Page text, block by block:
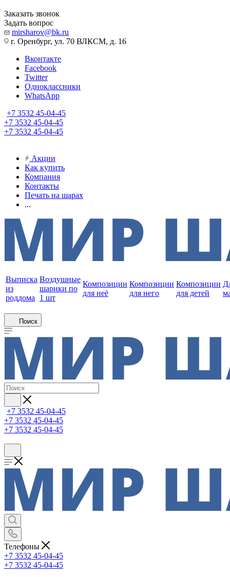
Заказать звонок
Задать вопрос
mirsharov@bk.ru
г. Оренбург, ул. 70 ВЛКСМ, д. 16
Вконтакте
Facebook
Twitter
Одноклассники
WhatsApp
+7 3532 45-04-45
+7 3532 45-04-45
+7 3532 45-04-45
Акции
Как купить
Компания
Контакты
Печать на шарах
...
Выписка
из
роддома
Воздушные
шарики по
1 шт
Композиции
для неё
Композиции
для него
Композиции
для детей
Поиск
+7 3532 45-04-45
+7 3532 45-04-45
+7 3532 45-04-45
Телефоны
+7 3532 45-04-45
+7 3532 45-04-45